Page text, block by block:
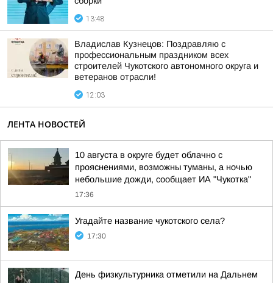
13:48
Владислав Кузнецов: Поздравляю с
профессиональным праздником всех
строителей Чукотского автономного округа и
ветеранов отрасли!
12:03
ЛЕНТА НОВОСТЕЙ
10 августа в округе будет облачно с
прояснениями, возможны туманы, а ночью
небольшие дожди, сообщает ИА "Чукотка"
17:36
Угадайте название чукотского села?
17:30
День физкультурника отметили на Дальнем